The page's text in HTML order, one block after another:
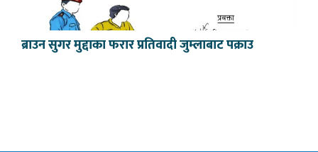
ब्राउन सुगर मुद्दाका फरार प्रतिवादी जुम्लाबाट पक्राउ